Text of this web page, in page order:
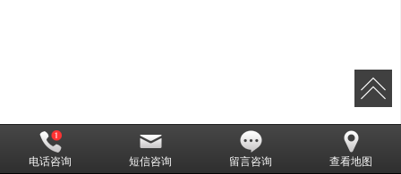
电话咨询 短信咨询 留言咨询 查看地图